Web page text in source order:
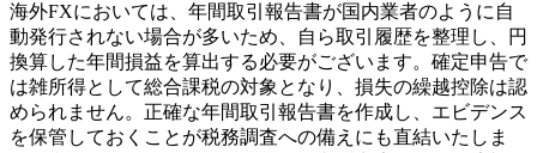
海外FXにおいては、年間取引報告書が国内業者のように自
動発行されない場合が多いため、自ら取引履歴を整理し、円
換算した年間損益を算出する必要がございます。確定申告で
は雑所得として総合課税の対象となり、損失の繰越控除は認
められません。正確な年間取引報告書を作成し、エビデンス
を保管しておくことが税務調査への備えにも直結いたしま